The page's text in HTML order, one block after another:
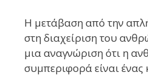
Η μετάβαση από την
στη διαχείριση του
μια αναγνώριση ότι η
συμπεριφορά είναι ένας